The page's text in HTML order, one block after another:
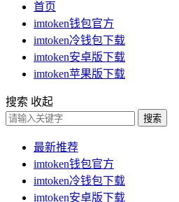
首页
imtoken钱包官方
imtoken冷钱包下载
imtoken安卓版下载
imtoken苹果版下载
搜索 收起
搜索
最新推荐
imtoken钱包官方
imtoken冷钱包下载
imtoken安卓版下载